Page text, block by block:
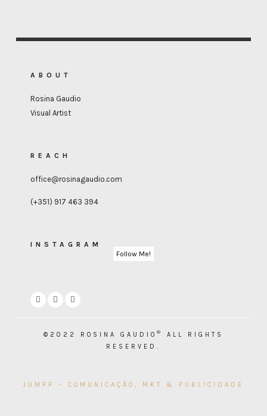
ABOUT
Rosina Gaudio
Visual Artist
REACH
office@rosinagaudio.com
(+351) 917 463 394
INSTAGRAM
Follow Me!
©2022 ROSINA GAUDIO ®
ALL RIGHTS
RESERVED.
JUMPP – COMUNICAÇÃO, MKT & PUBLICIDADE